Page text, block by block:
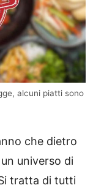
alcuni piatti sono
che dietro
universo di
tratta di tutti